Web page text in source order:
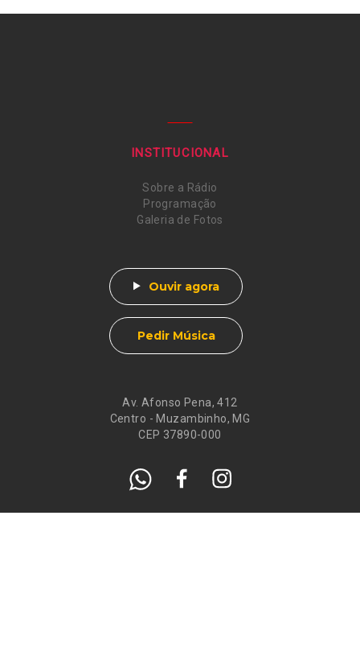
Av. Afonso Pena, 412
Centro - Muzambinho, MG
CEP 37890-000
INSTITUCIONAL
Sobre a Rádio
Programação
Galeria de Fotos
Ouvir agora
Pedir Música